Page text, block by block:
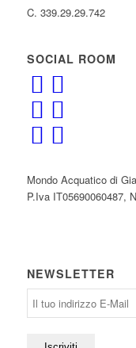
C. 339.29.29.742
SOCIAL ROOM
Mondo Acquatico di
P.Iva IT05690060487,
NEWSLETTER